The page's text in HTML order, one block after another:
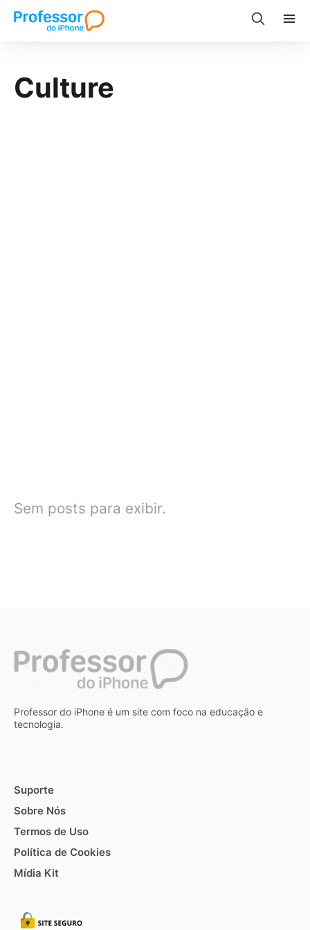
Culture
Sem posts para exibir.
Professor do iPhone é um site com foco na educação e
tecnologia.
Suporte
Sobre Nós
Termos de Uso
Política de Cookies
Mídia Kit